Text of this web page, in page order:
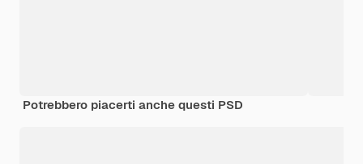
Potrebbero piacerti anche questi PSD